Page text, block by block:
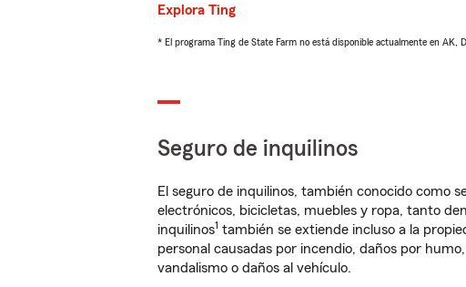
Explora Ting
* El programa Ting de State Farm no está disponible actualmente en AK,
Seguro de inquilinos
El seguro de inquilinos, también conocido como
electrónicos, bicicletas, muebles y ropa, tanto
inquilinos1 también se extiende incluso a la
personal causadas por incendio, daños por
vandalismo o daños al vehículo.